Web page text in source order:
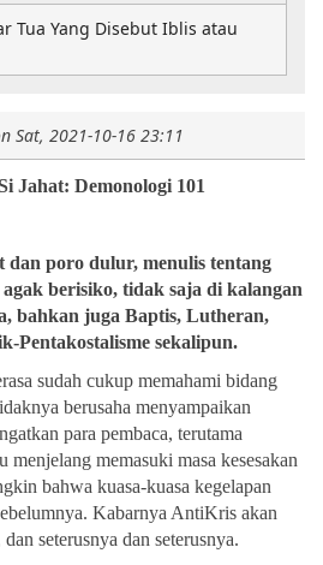
Sat, 2021-10-16 23:11
Jahat: Demonologi 101
dan poro dulur, menulis tentang
berisiko, tidak saja di kalangan
bahkan juga Baptis, Lutheran,
Pentakostalisme sekalipun.
sudah cukup memahami bidang
berusaha menyampaikan
para pembaca, terutama
menjelang memasuki masa kesesakan
bahwa kuasa-kuasa kegelapan
Kabarnya AntiKris akan
seterusnya dan seterusnya.
Tua Yang Disebut Iblis atau